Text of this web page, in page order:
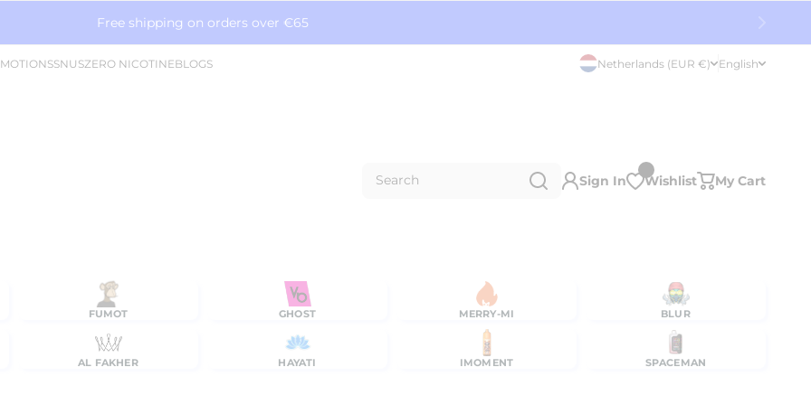
Free shipping on orders over €65
SNUSZERO NICOTINEBLOGS Netherlands (EUR €) English
Search Sign In Wishlist My Cart
FUMOT GHOST MERRY-MI BLUR
AL FAKHER HAYATI IMOMENT SPACEMAN